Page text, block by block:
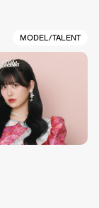
MODEL/TALENT